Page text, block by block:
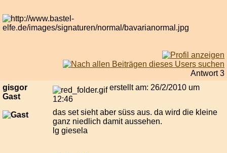
Antwort 3
gisgor
Gast
erstellt am: 26/2/2010 um
12:46
das set sieht aber süss aus. da wird die kleine
ganz niedlich damit aussehen.
lg giesela